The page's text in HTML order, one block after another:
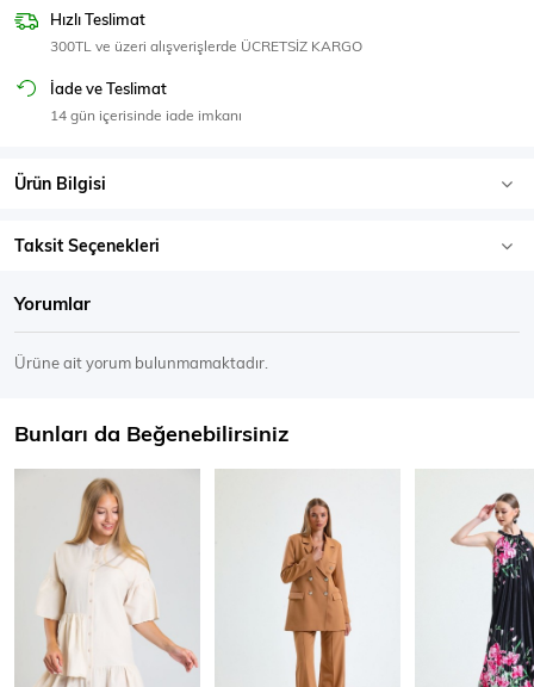
Eşofman Üstü
Hızlı Teslimat
300TL ve üzeri alışverişlerde ÜCRETSİZ KARGO
İade ve Teslimat
14 gün içerisinde iade imkanı
Ürün Bilgisi
Taksit Seçenekleri
Yorumlar
Ürüne ait yorum bulunmamaktadır.
Bunları da Beğenebilirsiniz